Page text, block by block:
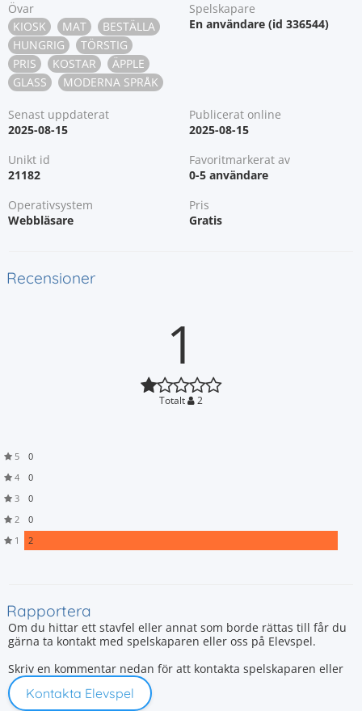
Övar
KIOSK
MAT
BESTÄLLA
HUNGRIG
TÖRSTIG
PRIS
KOSTAR
ÄPPLE
GLASS
MODERNA SPRÅK
Spelskapare
En användare (id 336544)
Senast uppdaterat
2025-08-15
Publicerat online
2025-08-15
Unikt id
21182
Favoritmarkerat av
0-5 användare
Operativsystem
Webbläsare
Pris
Gratis
Recensioner
1
Totalt 2
5
0
4
0
3
0
2
0
1
2
Rapportera
Om du hittar ett stavfel eller annat som borde rättas till får du
gärna ta kontakt med spelskaparen eller oss på Elevspel.
Skriv en kommentar nedan för att kontakta spelskaparen eller
Kontakta Elevspel